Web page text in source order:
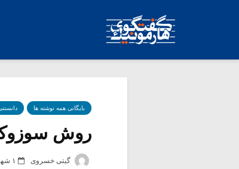
بایگانی همه نوشته ها
روش
گیتی خسروی ۱ شهریور ۱۳۸۸